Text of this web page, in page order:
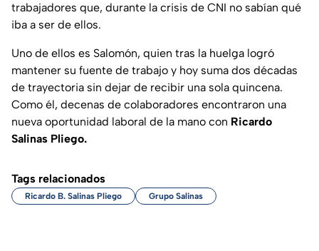
trabajadores que, durante la crisis de CNI no sabían qué
iba a ser de ellos.
Uno de ellos es Salomón, quien tras la huelga logró
mantener su fuente de trabajo y hoy suma dos décadas
de trayectoria sin dejar de recibir una sola quincena.
Como él, decenas de colaboradores encontraron una
nueva oportunidad laboral de la mano con Ricardo
Salinas Pliego.
Tags relacionados
Ricardo B. Salinas Pliego Grupo Salinas